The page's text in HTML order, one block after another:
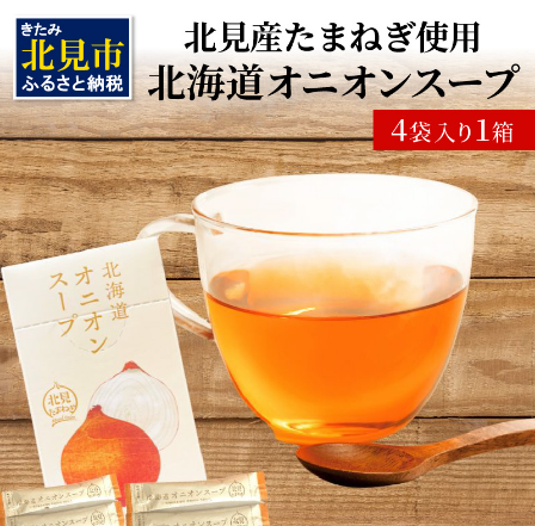
TOP 加工食品 ほかの加工食品 《7営業日以内に発送》大